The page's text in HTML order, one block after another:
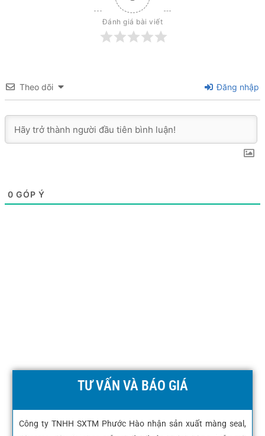
Đánh giá bài viết
Theo dõi Đăng nhập
0 GÓP Ý
TƯ VẤN VÀ BÁO GIÁ
Công ty TNHH SXTM Phước Hào nhận sản xuất màng seal,